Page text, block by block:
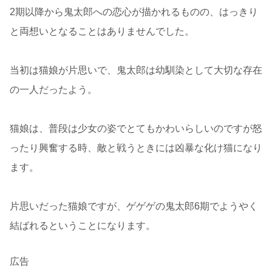
2期以降から鬼太郎への恋心が描かれるものの、はっきり
と両想いとなることはありませんでした。
当初は猫娘が片思いで、鬼太郎は幼馴染として大切な存在
の一人だったよう。
猫娘は、普段は少女の姿でとてもかわいらしいのですが怒
ったり興奮する時、敵と戦うときには凶暴な化け猫になり
ます。
片思いだった猫娘ですが、ゲゲゲの鬼太郎6期でようやく
結ばれるということになります。
広告